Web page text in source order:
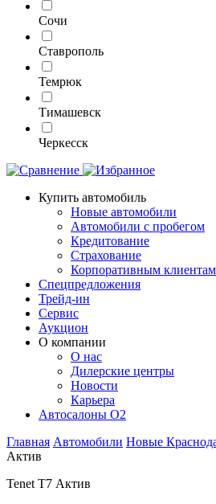
Сочи
Ставрополь
Темрюк
Тимашевск
Черкесск
Купить автомобиль
Новые автомобили
Автомобили с пробегом
Кредитование
Страхование
Корпоративным клиентам
Спецпредложения
Трейд-ин
Сервис
Аукцион
О компании
О нас
Дилерские центры
Новости
Карьера
Автосалоны O2
Главная Автомобили Новые
Актив
Tenet T7 Актив